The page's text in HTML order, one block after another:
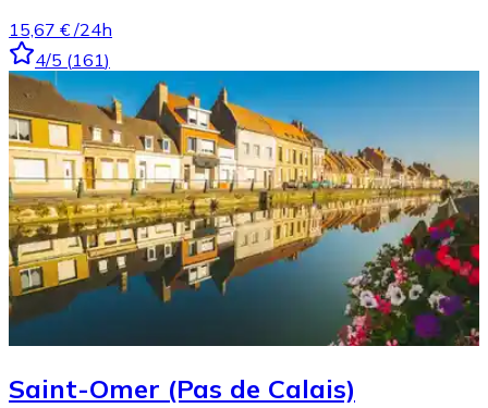
15,67 € /24h
4/5 (161)
Saint-Omer (Pas de Calais)